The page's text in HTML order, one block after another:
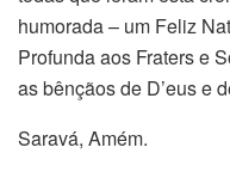
humorada – um Feliz
Profunda aos Fraters e
as bênçãos de D’eus e
Saravá, Amém.